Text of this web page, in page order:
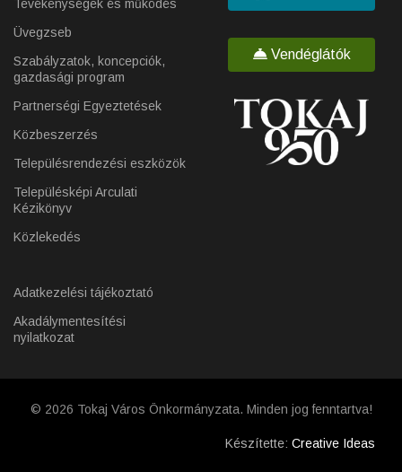
Tevékenységek és működés
Üvegzseb
Szabályzatok, koncepciók,
gazdasági program
Partnerségi Egyeztetések
Közbeszerzés
Településrendezési eszközök
Településképi Arculati
Kézikönyv
Közlekedés
Adatkezelési tájékoztató
Akadálymentesítési
nyilatkozat
Vendéglátók
© 2026 Tokaj Város Önkormányzata. Minden jog fenntartva!
Készítette: Creative Ideas